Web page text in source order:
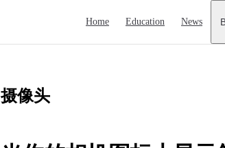
Home Education News
摄像头